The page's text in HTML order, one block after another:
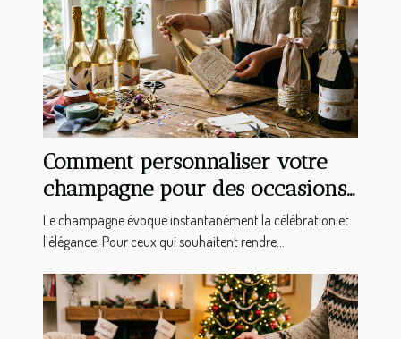
Comment personnaliser votre
champagne pour des occasions
spéciales ?
Le champagne évoque instantanément la célébration et
l’élégance. Pour ceux qui souhaitent rendre...